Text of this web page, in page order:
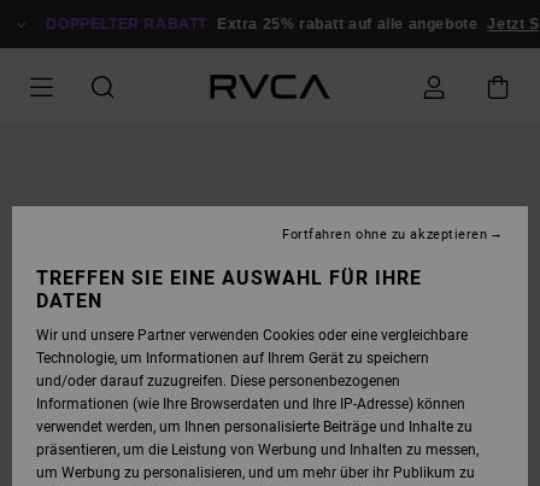
ZUR
DOPPELTER RABATT Extra 25% rabatt auf alle angebote Jetzt
TREFFEN SIE EINE AUSWAHL FÜR IHRE
DATEN
Wir und unsere Partner verwenden Cookies oder eine vergleichbare
Technologie, um Informationen auf Ihrem Gerät zu speichern
und/oder darauf zuzugreifen. Diese personenbezogenen
Informationen (wie Ihre Browserdaten und Ihre IP-Adresse) können
verwendet werden, um Ihnen personalisierte Beiträge und Inhalte zu
präsentieren, um die Leistung von Werbung und Inhalten zu messen,
um Werbung zu personalisieren, und um mehr über ihr Publikum zu
Fortfahren ohne zu akzeptieren